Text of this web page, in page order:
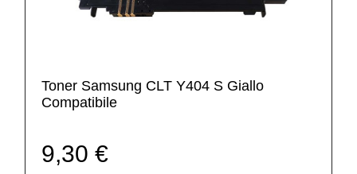
Toner Samsung CLT Y404 S Giallo
Compatibile
9,30 €